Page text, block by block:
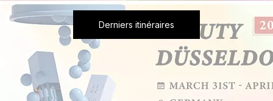
Derniers itinéraires